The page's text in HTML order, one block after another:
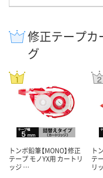
修正テープカ
グ
トンボ鉛筆【MONO】修正
テープ モノYX用 カートリ
ッジ …
ト
テ
リ